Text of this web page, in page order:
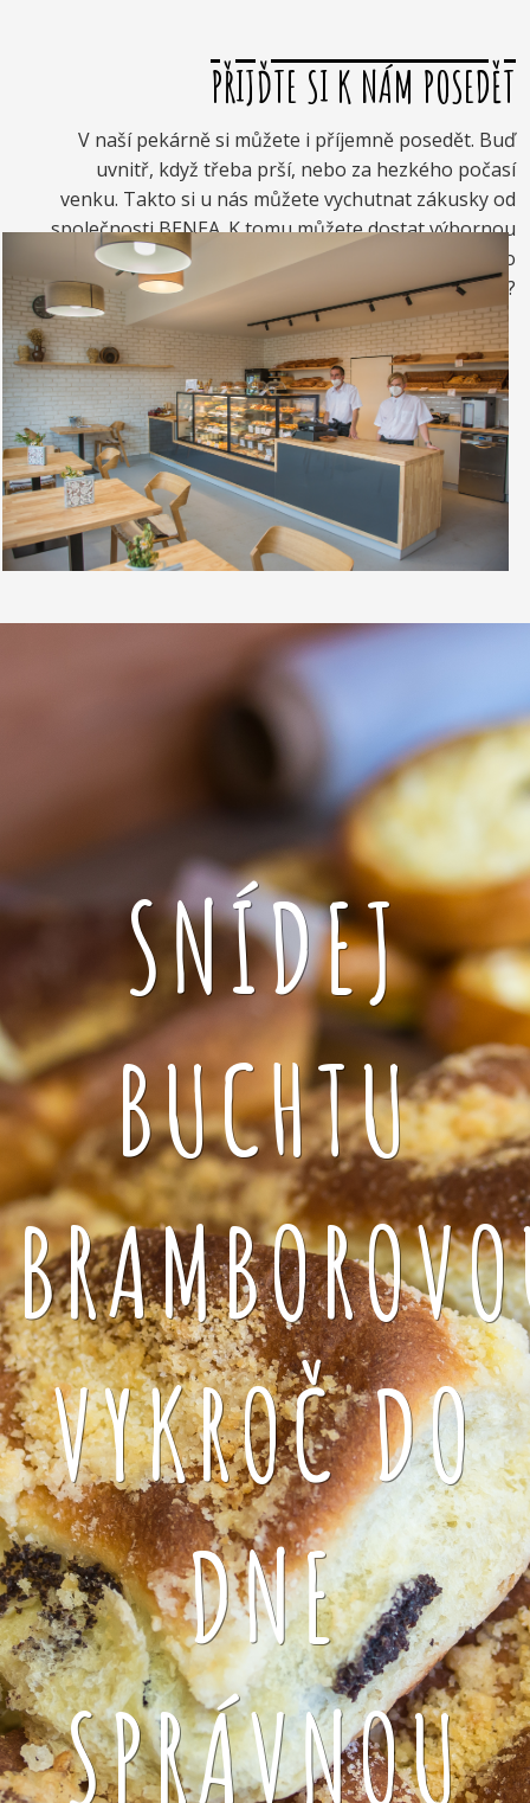
PŘIJĎTE SI K NÁM POSEDĚT
V naší pekárně si můžete i příjemně posedět. Buď
uvnitř, když třeba prší, nebo za hezkého počasí
venku. Takto si u nás můžete vychutnat zákusky od
společnosti BENEA. K tomu můžete dostat výbornou
kávou. Nebo si raději dáte zrmzlinový pohár nebo
vynikající točenou zmrzlinu?
SNÍDEJ
BUCHTU
VYKROČ DO
DNE
SPRÁVNOU